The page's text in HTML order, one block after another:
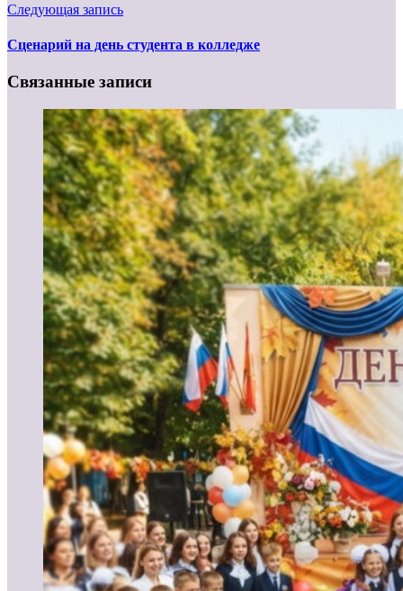
Следующая запись
Сценарий на день студента в колледже
Связанные записи